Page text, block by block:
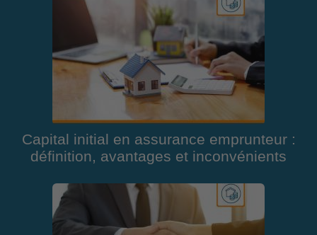
Capital initial en assurance emprunteur :
définition, avantages et inconvénients